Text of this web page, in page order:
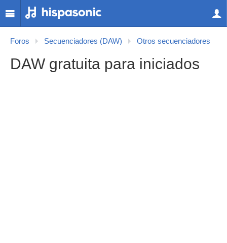
Foros Secuenciadores (DAW) Otros secuenciadores
DAW gratuita para iniciados